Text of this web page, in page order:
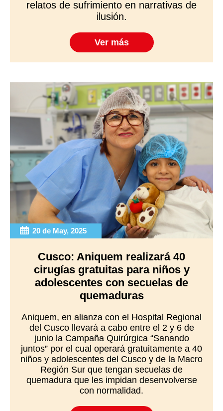
relatos de sufrimiento en narrativas de
ilusión.
Ver más
20 de May, 2025
Cusco: Aniquem realizará 40
cirugías gratuitas para niños y
adolescentes con secuelas de
quemaduras
Aniquem, en alianza con el Hospital Regional
del Cusco llevará a cabo entre el 2 y 6 de
junio la Campaña Quirúrgica “Sanando
juntos” por el cual operará gratuitamente a 40
niños y adolescentes del Cusco y de la Macro
Región Sur que tengan secuelas de
quemadura que les impidan desenvolverse
con normalidad.